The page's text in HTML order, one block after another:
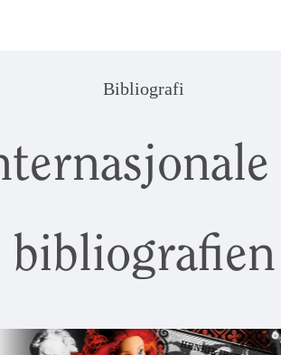
Bibliografi
bibliografien